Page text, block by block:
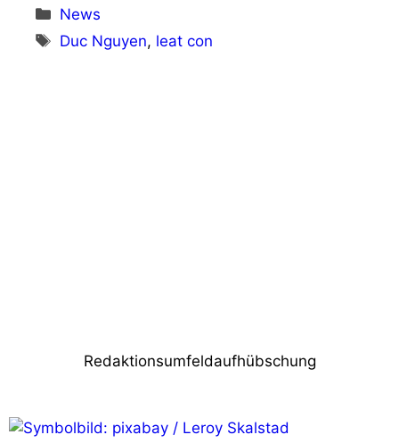
Kategorien
News
Schlagwörter
Duc Nguyen, leat con
Redaktionsumfeldaufhübschung